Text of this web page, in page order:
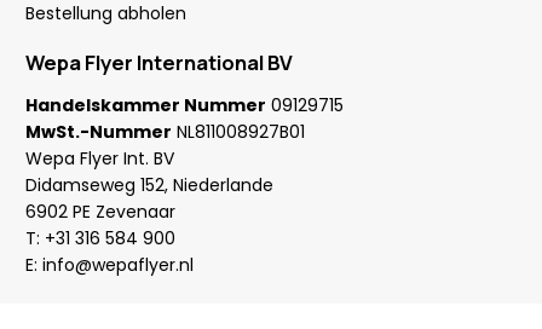
Bestellung abholen
Wepa Flyer International BV
Handelskammer Nummer 09129715
MwSt.-Nummer NL811008927B01
Wepa Flyer Int. BV
Didamseweg 152, Niederlande
6902 PE Zevenaar
T: +31 316 584 900
E: info@wepaflyer.nl